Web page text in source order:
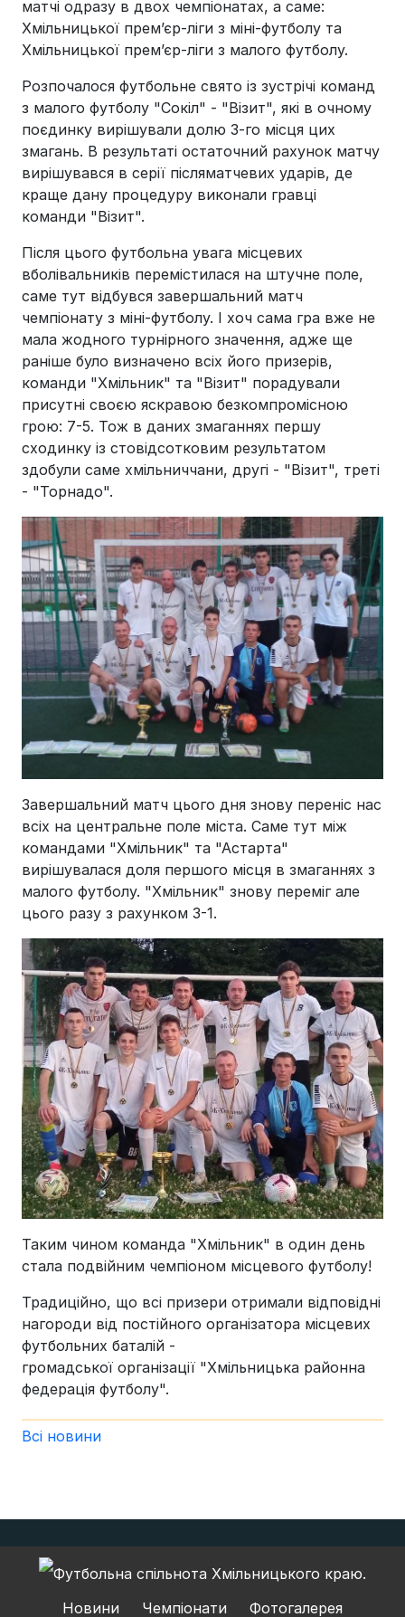
матчі одразу в двох чемпіонатах, а саме:
Хмільницької прем’єр-ліги з міні-футболу та
Хмільницької прем’єр-ліги з малого футболу.
Розпочалося футбольне свято із зустрічі команд
з малого футболу "Сокіл" - "Візит", які в очному
поєдинку вирішували долю 3-го місця цих
змагань. В результаті остаточний рахунок матчу
вирішувався в серії післяматчевих ударів, де
краще дану процедуру виконали гравці
команди "Візит".
Після цього футбольна увага місцевих
вболівальників перемістилася на штучне поле,
саме тут відбувся завершальний матч
чемпіонату з міні-футболу. І хоч сама гра вже не
мала жодного турнірного значення, адже ще
раніше було визначено всіх його призерів,
команди "Хмільник" та "Візит" порадували
присутні своєю яскравою безкомпромісною
грою: 7-5. Тож в даних змаганнях першу
сходинку із стовідсотковим результатом
здобули саме хмільниччани, другі - "Візит", треті
- "Торнадо".
Завершальний матч цього дня знову переніс нас
всіх на центральне поле міста. Саме тут між
командами "Хмільник" та "Астарта"
вирішувалася доля першого місця в змаганнях з
малого футболу. "Хмільник" знову переміг але
цього разу з рахунком 3-1.
Таким чином команда "Хмільник" в один день
стала подвійним чемпіоном місцевого футболу!
Традиційно, що всі призери отримали відповідні
нагороди від постійного організатора місцевих
футбольних баталій -
громадської організації "Хмільницька районна
федерація футболу".
Всі новини
Новини Чемпіонати Фотогалерея